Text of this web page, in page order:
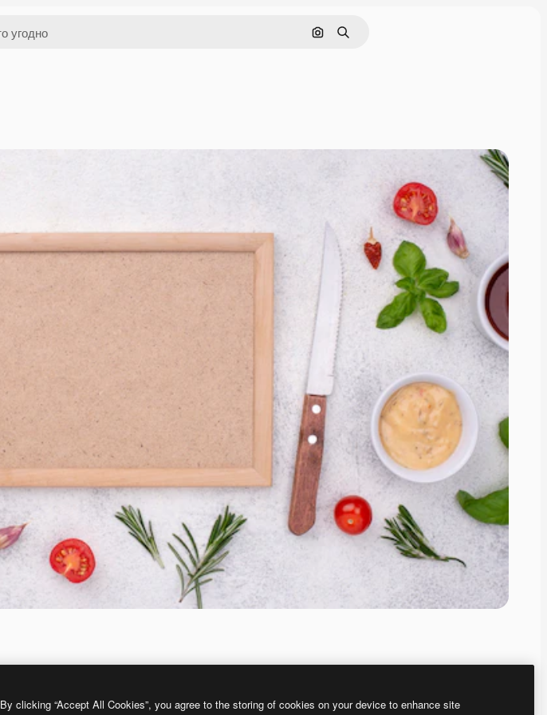
Поиск по изображению
Поиск
By clicking “Accept All Cookies”, you agree to the storing of cookies on your device to enhance site